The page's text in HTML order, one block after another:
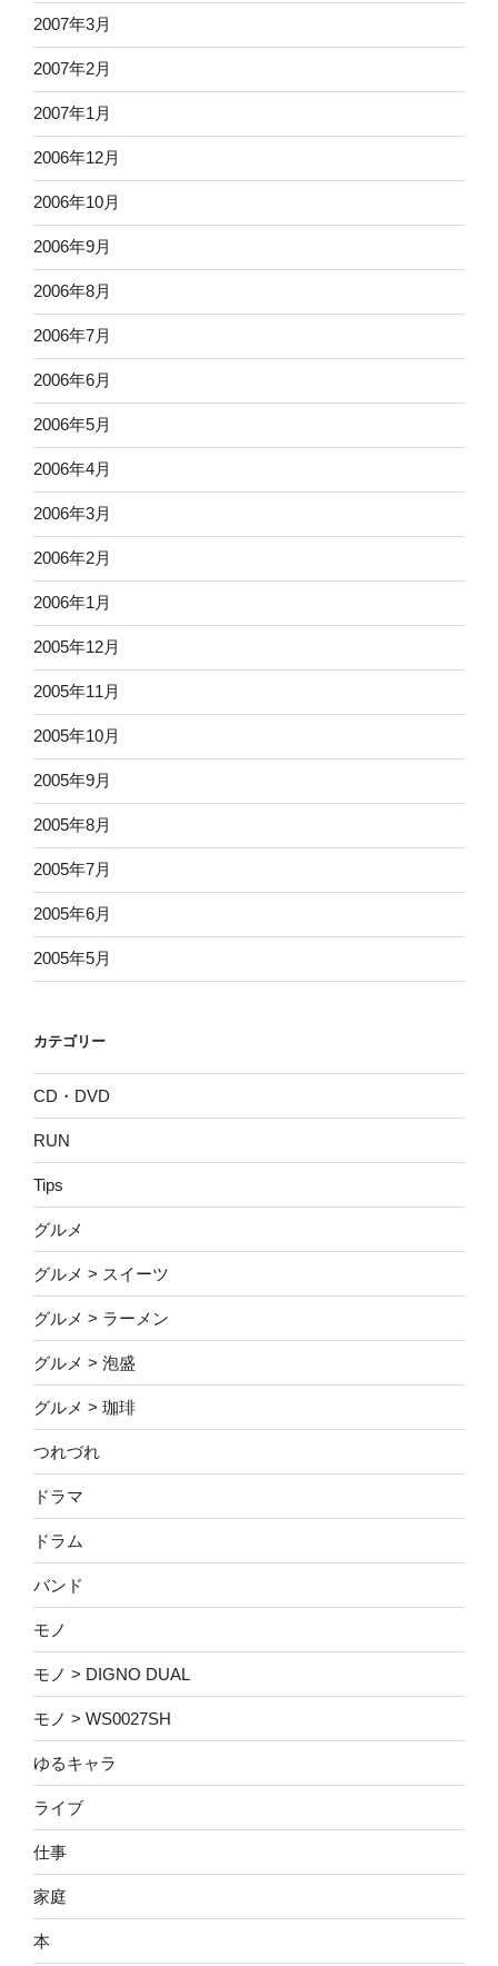
2007年3月
2007年2月
2007年1月
2006年12月
2006年10月
2006年9月
2006年8月
2006年7月
2006年6月
2006年5月
2006年4月
2006年3月
2006年2月
2006年1月
2005年12月
2005年11月
2005年10月
2005年9月
2005年8月
2005年7月
2005年6月
2005年5月
カテゴリー
CD・DVD
RUN
Tips
グルメ
グルメ > スイーツ
グルメ > ラーメン
グルメ > 泡盛
グルメ > 珈琲
つれづれ
ドラマ
ドラム
バンド
モノ
モノ > DIGNO DUAL
モノ > WS0027SH
ゆるキャラ
ライブ
仕事
家庭
本